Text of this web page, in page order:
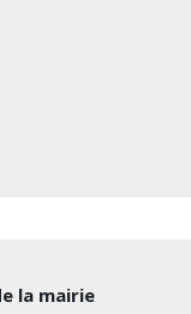
la mairie